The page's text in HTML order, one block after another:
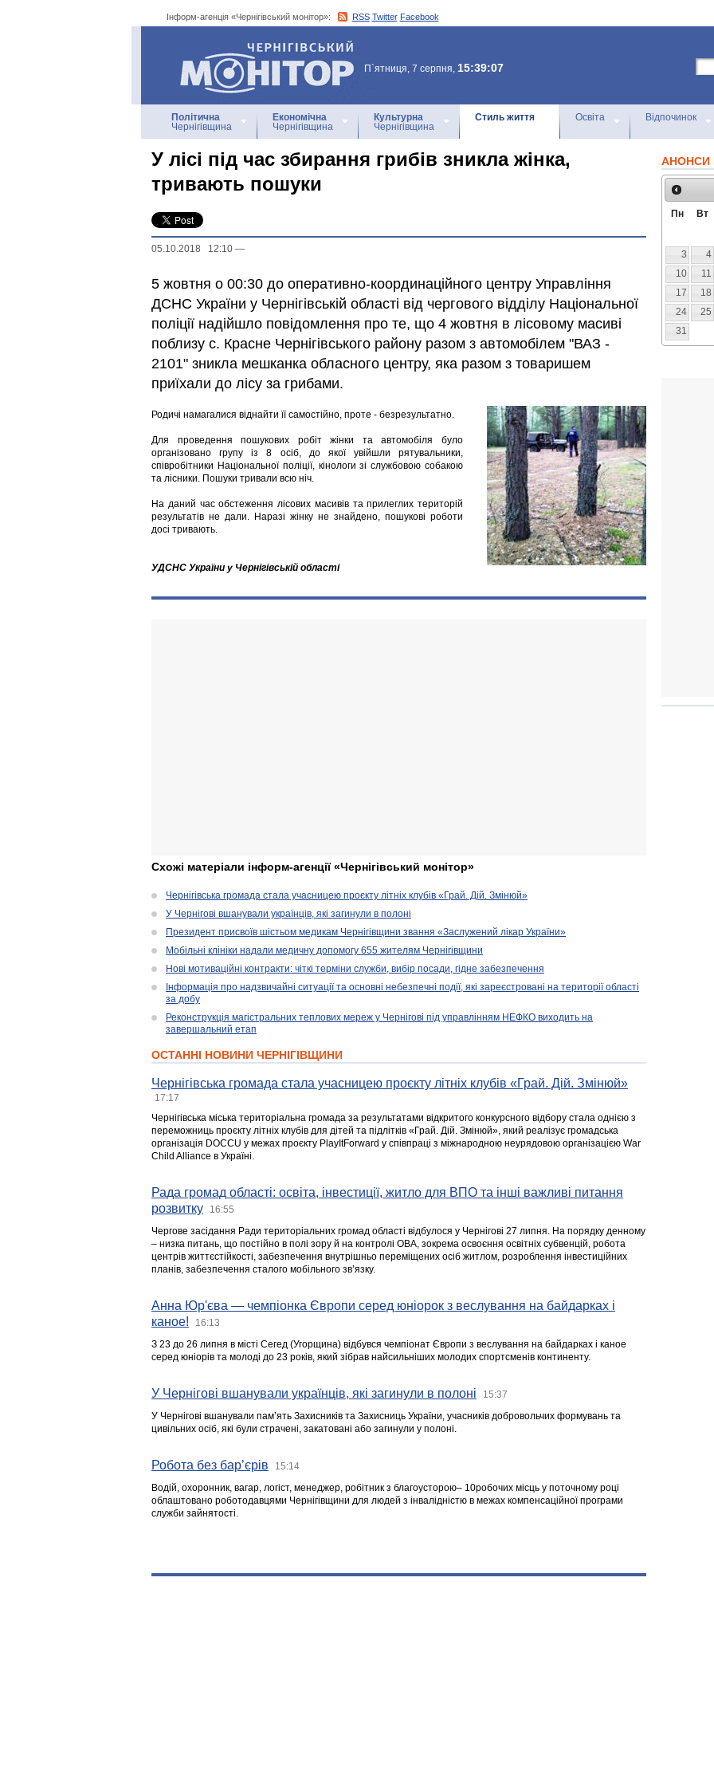
Інформ-агенція «Чернігівський монітор»: RSS Twitter Facebook
Інформ-агенція
«Чернігівський монітор»
П`ятниця, 7 серпня, 15:39:07
Політична
Чернігівщина
Економічна
Чернігівщина
Культурна
Чернігівщина
Стиль життя Освіта Відпочинок
У лісі під час збирання грибів зникла жінка,
тривають пошуки
05.10.2018 12:10 —
5 жовтня о 00:30 до оперативно-координаційного центру Управління
ДСНС України у Чернігівській області від чергового відділу Національної
поліції надійшло повідомлення про те, що 4 жовтня в лісовому масиві
поблизу с. Красне Чернігівського району разом з автомобілем "ВАЗ -
2101" зникла мешканка обласного центру, яка разом з товаришем
приїхали до лісу за грибами.
Родичі намагалися віднайти її самостійно, проте - безрезультатно.
Для проведення пошукових робіт жінки та автомобіля було
організовано групу із 8 осіб, до якої увійшли рятувальники,
співробітники Національної поліції, кінологи зі службовою собакою
та лісники. Пошуки тривали всю ніч.
На даний час обстеження лісових масивів та прилеглих територій
результатів не дали. Наразі жінку не знайдено, пошукові роботи
досі тривають.
УДСНС України у Чернігівській області
Схожі матеріали інформ-агенції «Чернігівський монітор»
Чернігівська громада стала учасницею проєкту літніх клубів «Грай. Дій. Змінюй»
У Чернігові вшанували українців, які загинули в полоні
Президент присвоїв шістьом медикам Чернігівщини звання «Заслужений лікар України»
Мобільні клініки надали медичну допомогу 655 жителям Чернігівщини
Нові мотиваційні контракти: чіткі терміни служби, вибір посади, гідне забезпечення
Інформація про надзвичайні ситуації та основні небезпечні події, які зареєстровані на території області
за добу
Реконструкція магістральних теплових мереж у Чернігові під управлінням НЕФКО виходить на
завершальний етап
ОСТАННІ НОВИНИ ЧЕРНІГІВЩИНИ
Чернігівська громада стала учасницею проєкту літніх клубів «Грай. Дій. Змінюй»
17:17
Чернігівська міська територіальна громада за результатами відкритого конкурсного відбору стала однією з
переможниць проєкту літніх клубів для дітей та підлітків «Грай. Дій. Змінюй», який реалізує громадська
організація DOCCU у межах проєкту PlayItForward у співпраці з міжнародною неурядовою організацією War
Child Alliance в Україні.
Рада громад області: освіта, інвестиції, житло для ВПО та інші важливі питання
розвитку
16:55
Чергове засідання Ради територіальних громад області відбулося у Чернігові 27 липня. На порядку денному
– низка питань, що постійно в полі зору й на контролі ОВА, зокрема освоєння освітніх субвенцій, робота
центрів життєстійкості, забезпечення внутрішньо переміщених осіб житлом, розроблення інвестиційних
планів, забезпечення сталого мобільного зв’язку.
Анна Юр'єва — чемпіонка Європи серед юніорок з веслування на байдарках і
каное!
16:13
З 23 до 26 липня в місті Сегед (Угорщина) відбувся чемпіонат Європи з веслування на байдарках і каное
серед юніорів та молоді до 23 років, який зібрав найсильніших молодих спортсменів континенту.
У Чернігові вшанували українців, які загинули в полоні 15:37
У Чернігові вшанували пам’ять Захисників та Захисниць України, учасників добровольчих формувань та
цивільних осіб, які були страчені, закатовані або загинули у полоні.
Робота без бар’єрів 15:14
Водій, охоронник, вагар, логіст, менеджер, робітник з благоусторою– 10робочих місць у поточному році
облаштовано роботодавцями Чернігівщини для людей з інвалідністю в межах компенсаційної програми
служби зайнятості.
АНОНСИ
Пн Вт
3
4
10
11
17
18
24
25
31